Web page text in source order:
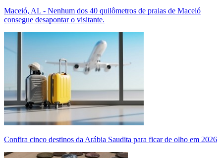
Maceió, AL - Nenhum dos 40 quilômetros de praias de Maceió
consegue desapontar o visitante.
Confira cinco destinos da Arábia Saudita para ficar de olho em 2026